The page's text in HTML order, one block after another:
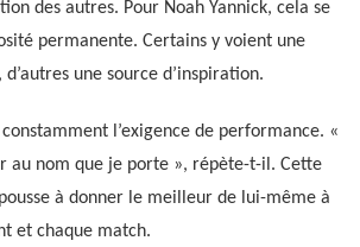
des autres. Pour Noah Yannick, cela se
permanente. Certains y voient une
une source d’inspiration.
l’exigence de performance. «
au nom que je porte », répète-t-il. Cette
à donner le meilleur de lui-même à
et chaque match.